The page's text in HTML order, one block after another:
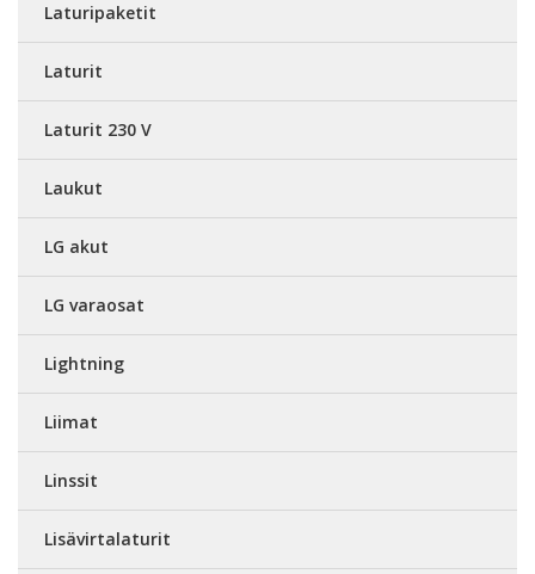
Laturipaketit
Laturit
Laturit 230 V
Laukut
LG akut
LG varaosat
Lightning
Liimat
Linssit
Lisävirtalaturit